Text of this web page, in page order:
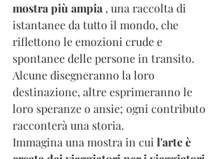
mostra più ampia , una raccolta di
istantanee da tutto il mondo, che
riflettono le emozioni crude e
spontanee delle persone in transito.
Alcune disegneranno la loro
destinazione, altre esprimeranno le
loro speranze o ansie; ogni contributo
racconterà una storia.
Immagina una mostra in cui l'arte è